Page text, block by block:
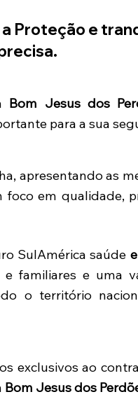
Proteção e
Bom Jesus dos
para a sua
apresentando as
em qualidade,
SulAmérica saúde
familiares e uma
o território
exclusivos ao
Bom Jesus dos